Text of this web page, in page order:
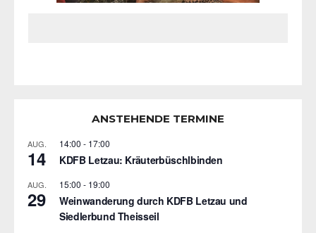
ANSTEHENDE TERMINE
AUG.
14
14:00 - 17:00
KDFB Letzau: Kräuterbüschlbinden
AUG.
29
15:00 - 19:00
Weinwanderung durch KDFB Letzau und
Siedlerbund Theisseil